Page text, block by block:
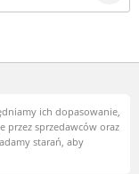
ich dopasowanie,
przez sprzedawców oraz
starań, aby